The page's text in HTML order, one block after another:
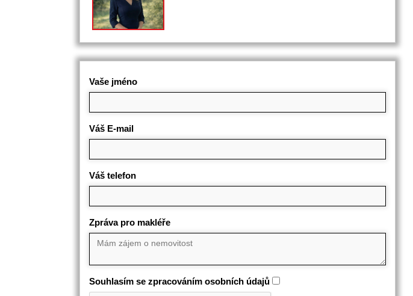
Vaše jméno
Váš E-mail
Váš telefon
Zpráva pro makléře
Souhlasím se zpracováním osobních údajů